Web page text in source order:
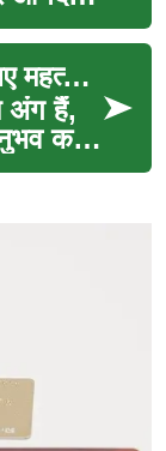
नेत्र स्वास्थ्य बनाए रखने के लिए महत्वपूर्ण जानकारी
अंग हैं,
करने
करना